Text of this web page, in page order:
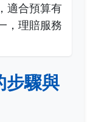
適合預算有
，理賠服務
步驟與